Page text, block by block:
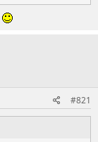
#821